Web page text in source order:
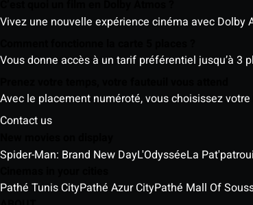
Vivez une nouvelle expérience cinéma avec
Vous donne accès à un tarif préférentiel jusqu’à 3
Avec le placement numéroté, vous choisissez
Contact us
Spider-Man: Brand New DayL'OdysséeLa
Pathé Tunis CityPathé Azur CityPathé Mall Of